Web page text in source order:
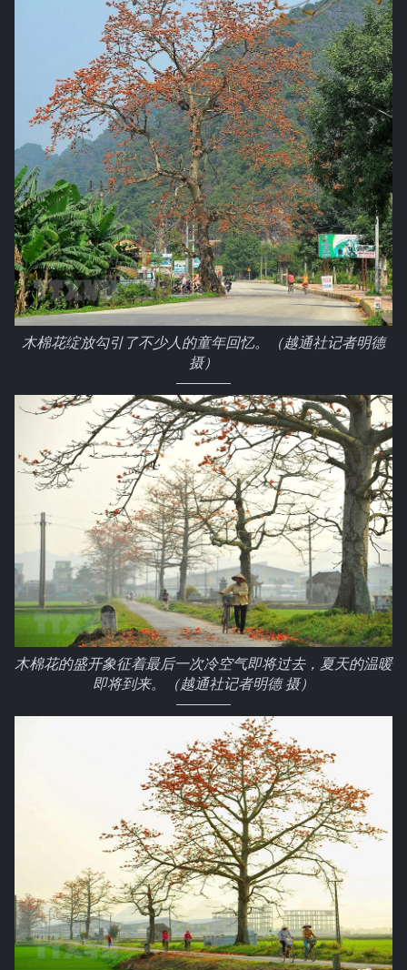
木棉花绽放勾引了不少人的童年回忆。（越通社记者明德
摄）
木棉花的盛开象征着最后一次冷空气即将过去，夏天的温暖
即将到来。（越通社记者明德 摄）